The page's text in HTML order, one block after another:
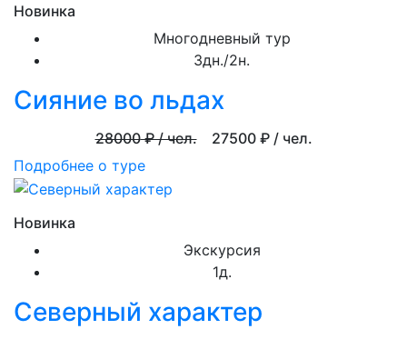
Новинка
Многодневный тур
3дн./2н.
Сияние во льдах
28000₽ / чел. 27500₽ / чел.
Подробнее о туре
Новинка
Экскурсия
1д.
Северный характер